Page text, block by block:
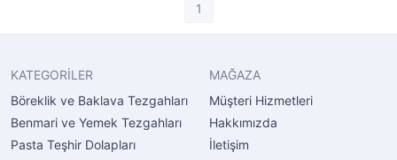
1
KATEGORİLER
Böreklik ve Baklava Tezgahları
Benmari ve Yemek Tezgahları
Pasta Teşhir Dolapları
MAĞAZA
Müşteri Hizmetleri
Hakkımızda
İletişim